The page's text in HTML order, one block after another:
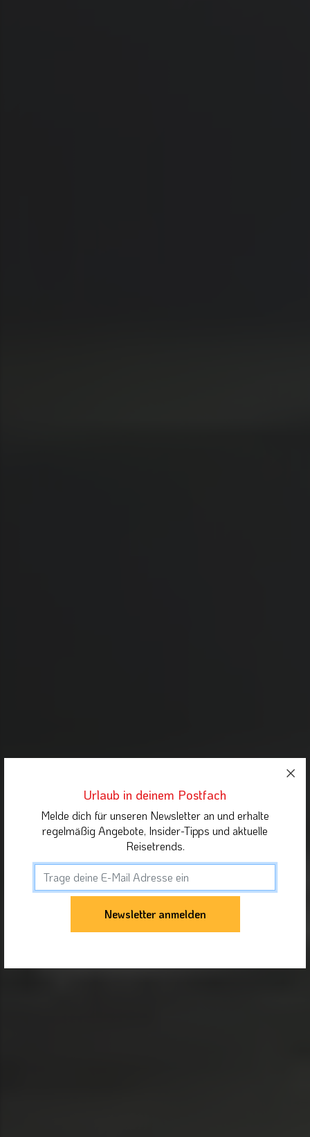
Urlaub in deinem Postfach
Melde dich für unseren Newsletter an und erhalte
regelmäßig Angebote, Insider-Tipps und aktuelle
Reisetrends.